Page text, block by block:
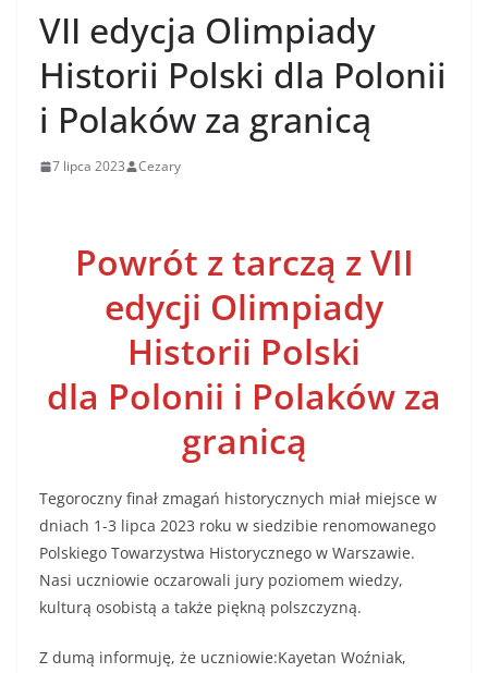
VII edycja Olimpiady
Historii Polski dla Polonii
i Polaków za granicą
7 lipca 2023 Cezary
Powrót z tarczą z VII
edycji Olimpiady
Historii Polski
dla Polonii i Polaków za
granicą
Tegoroczny finał zmagań historycznych miał miejsce w
dniach 1-3 lipca 2023 roku w siedzibie renomowanego
Polskiego Towarzystwa Historycznego w Warszawie.
Nasi uczniowie oczarowali jury poziomem wiedzy,
kulturą osobistą a także piękną polszczyzną.
Z dumą informuję, że uczniowie:Kayetan Woźniak,